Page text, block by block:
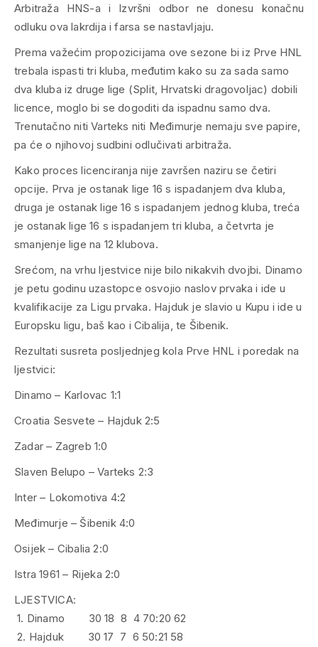
Arbitraža HNS-a i Izvršni odbor ne donesu konačnu
odluku ova lakrdija i farsa se nastavljaju.
Prema važećim propozicijama ove sezone bi iz Prve HNL
trebala ispasti tri kluba, međutim kako su za sada samo
dva kluba iz druge lige (Split, Hrvatski dragovoljac) dobili
licence, moglo bi se dogoditi da ispadnu samo dva.
Trenutačno niti Varteks niti Međimurje nemaju sve papire,
pa će o njihovoj sudbini odlučivati arbitraža.
Kako proces licenciranja nije završen naziru se četiri
opcije. Prva je ostanak lige 16 s ispadanjem dva kluba,
druga je ostanak lige 16 s ispadanjem jednog kluba, treća
je ostanak lige 16 s ispadanjem tri kluba, a četvrta je
smanjenje lige na 12 klubova.
Srećom, na vrhu ljestvice nije bilo nikakvih dvojbi. Dinamo
je petu godinu uzastopce osvojio naslov prvaka i ide u
kvalifikacije za Ligu prvaka. Hajduk je slavio u Kupu i ide u
Europsku ligu, baš kao i Cibalija, te Šibenik.
Rezultati susreta posljednjeg kola Prve HNL i poredak na
ljestvici:
Dinamo – Karlovac 1:1
Croatia Sesvete – Hajduk 2:5
Zadar – Zagreb 1:0
Slaven Belupo – Varteks 2:3
Inter – Lokomotiva 4:2
Međimurje – Šibenik 4:0
Osijek – Cibalia 2:0
Istra 1961 – Rijeka 2:0
LJESTVICA:
1. Dinamo 30 18 8 4 70:20 62
2. Hajduk 30 17 7 6 50:21 58